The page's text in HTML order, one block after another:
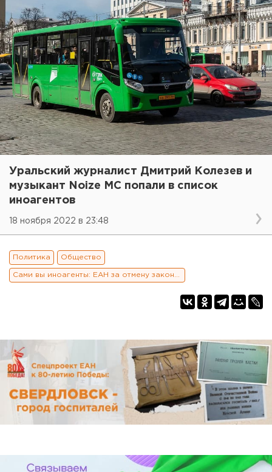
Уральский журналист Дмитрий Колезев и
музыкант Noize MC попали в список
иноагентов
18 ноября 2022 в 23:48
Политика Общество